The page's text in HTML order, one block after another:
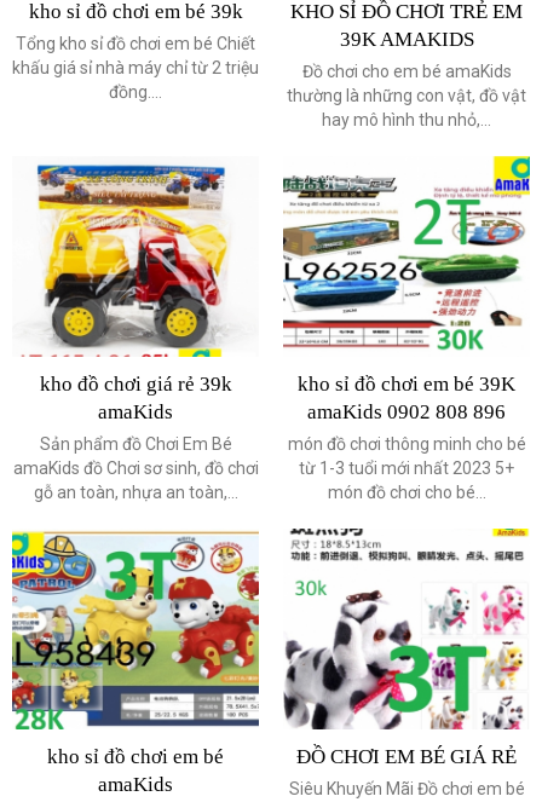
kho sỉ đồ chơi em bé 39k
Tổng kho sỉ đồ chơi em bé Chiết
khấu giá sỉ nhà máy chỉ từ 2 triệu
đồng....
KHO SỈ ĐỒ CHƠI TRẺ EM
39K AMAKIDS
Đồ chơi cho em bé amaKids
thường là những con vật, đồ vật
hay mô hình thu nhỏ,...
kho đồ chơi giá rẻ 39k
amaKids
Sản phẩm đồ Chơi Em Bé
amaKids đồ Chơi sơ sinh, đồ chơi
gỗ an toàn, nhựa an toàn,...
kho sỉ đồ chơi em bé 39K
amaKids 0902 808 896
món đồ chơi thông minh cho bé
từ 1-3 tuổi mới nhất 2023 5+
món đồ chơi cho bé...
kho sỉ đồ chơi em bé
amaKids
ĐỒ CHƠI EM BÉ GIÁ RẺ
Siêu Khuyến Mãi Đồ chơi em bé